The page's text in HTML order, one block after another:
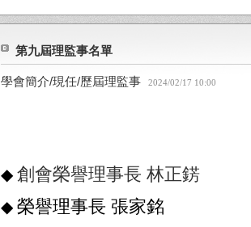
第九屆理監事名單
學會簡介/現任/歷屆理監事 2024/02/17 10:00
◆創會榮譽理事長 林正錺
◆榮譽理事長 張家銘